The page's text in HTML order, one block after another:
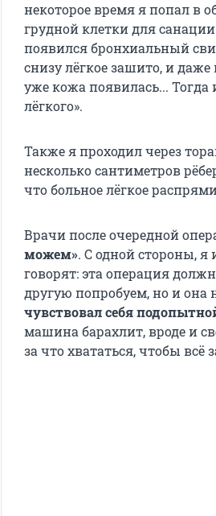
некоторое время я попал в
грудной клетки для
появился бронхиальный
снизу лёгкое зашито, и даже
уже кожа появилась...
лёгкого».
Также я проходил через
несколько сантиметров
что больное лёгкое
Врачи после очередной
можем». С одной стороны, я
говорят: эта операция
другую попробуем, но и она
чувствовал себя
машина барахлит, вроде и
за что хвататься, чтобы всё